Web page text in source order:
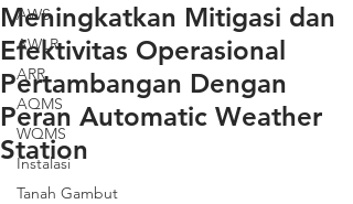
AWS
AWLR
ARR
AQMS
WQMS
Instalasi
Tanah Gambut
Meningkatkan Mitigasi dan
Efektivitas Operasional
Pertambangan Dengan
Peran Automatic Weather
Station